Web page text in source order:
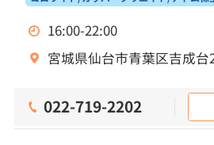
16:00-22:00
宮城県仙台市青葉区吉成台
022-719-2202